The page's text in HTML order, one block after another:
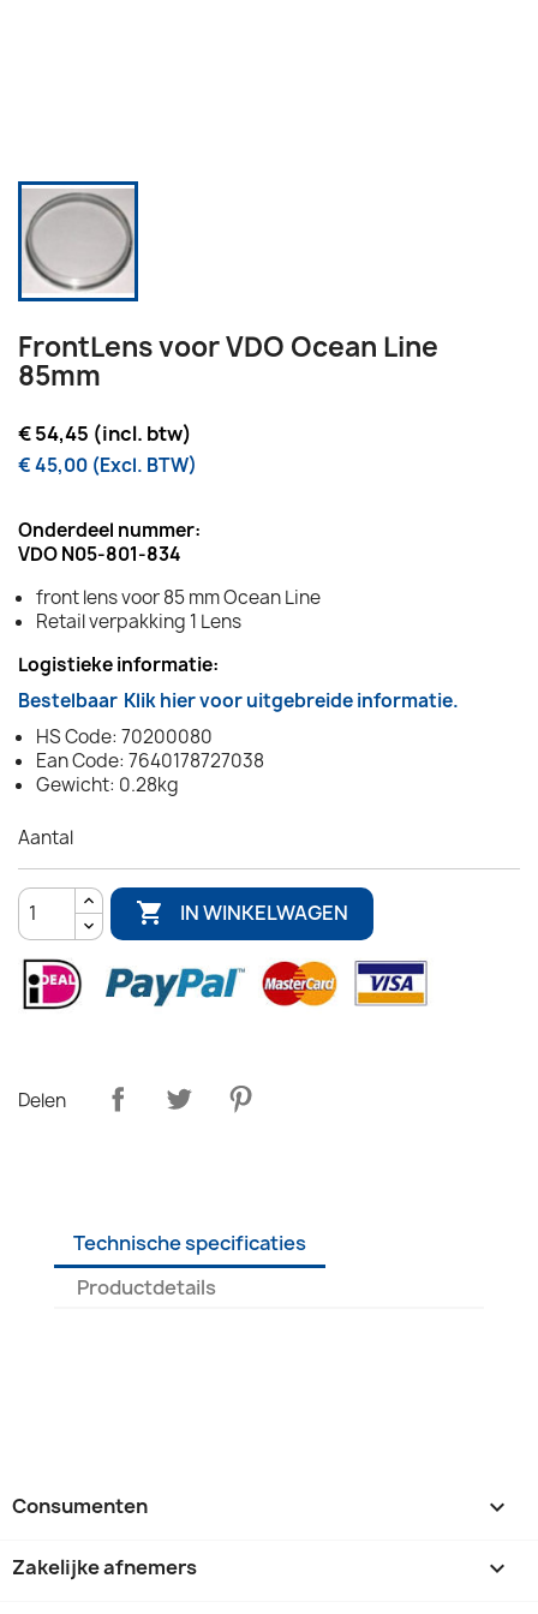
FrontLens voor VDO Ocean Line
85mm
€ 54,45 (incl. btw)
€ 45,00 (Excl. BTW)
Onderdeel nummer:
VDO N05-801-834
front lens voor 85 mm Ocean Line
Retail verpakking 1 Lens
Logistieke informatie:
Bestelbaar Klik hier voor uitgebreide informatie.
HS Code: 70200080
Ean Code: 7640178727038
Gewicht: 0.28kg
Aantal
 IN WINKELWAGEN
Delen
Technische specificaties
Productdetails
Consumenten 
Zakelijke afnemers 